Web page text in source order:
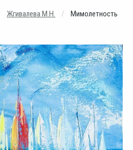
Жгивалева М.Н. Мимолетность